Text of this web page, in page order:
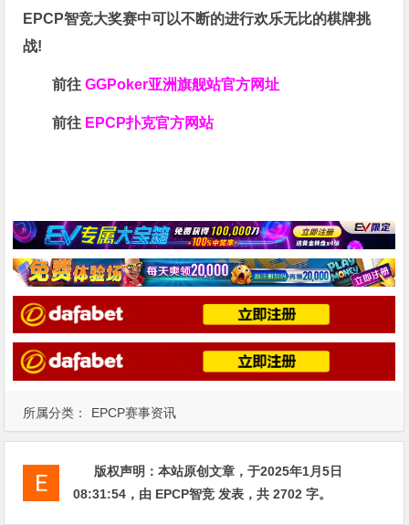
所属分类： EPCP赛事资讯
EPCP智竞大奖赛中可以不断的进行欢乐无比的棋牌挑
战!
前往GGPoker亚洲旗舰站官方网址
前往 EPCP扑克官方网站
版权声明：本站原创文章，于2025年1月5日
08:31:54 ，由 EPCP智竞 发表，共 2702 字。